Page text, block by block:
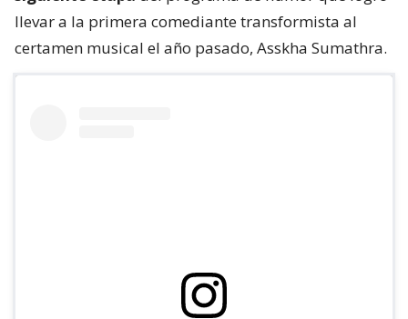
llevar a la primera comediante transformista al
certamen musical el año pasado, Asskha Sumathra.